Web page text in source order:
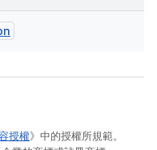
授權》中的授權所規範。